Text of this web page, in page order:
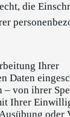
die
Ihrer
Daten
– von ihrer
Ihrer
oder